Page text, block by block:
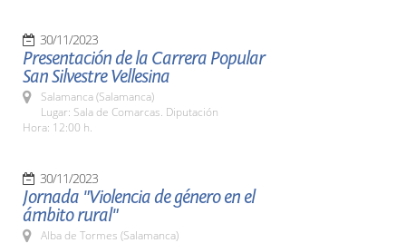
30/11/2023
Presentación de la Carrera Popular
San Silvestre Vellesina
Salamanca (Salamanca)
Lugar: Sala de Comarcas. Diputación
Hora: 12:00 h.
30/11/2023
Jornada "Violencia de género en el
ámbito rural"
Alba de Tormes (Salamanca)